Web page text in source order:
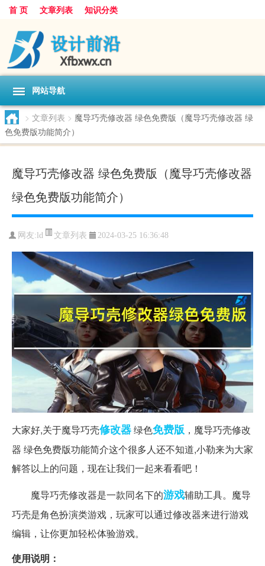
首 页 文章列表 知识分类
网站导航
> 文章列表 > 魔导巧壳修改器 绿色免费版（魔导巧壳修改器 绿
色免费版功能简介）
魔导巧壳修改器 绿色免费版（魔导巧壳修改器
绿色免费版功能简介）
网友: ld 文章列表 2024-03-25 16:36:48
大家好,关于魔导巧壳修改器绿色免费版 ，魔导巧壳修改
器 绿色免费版功能简介这个很多人还不知道,小勒来为大家
解答以上的问题，现在让我们一起来看看吧！
魔导巧壳修改器是一款同名下的游戏辅助工具。魔导
巧壳是角色扮演类游戏，玩家可以通过修改器来进行游戏
编辑，让你更加轻松体验游戏。
使用说明：